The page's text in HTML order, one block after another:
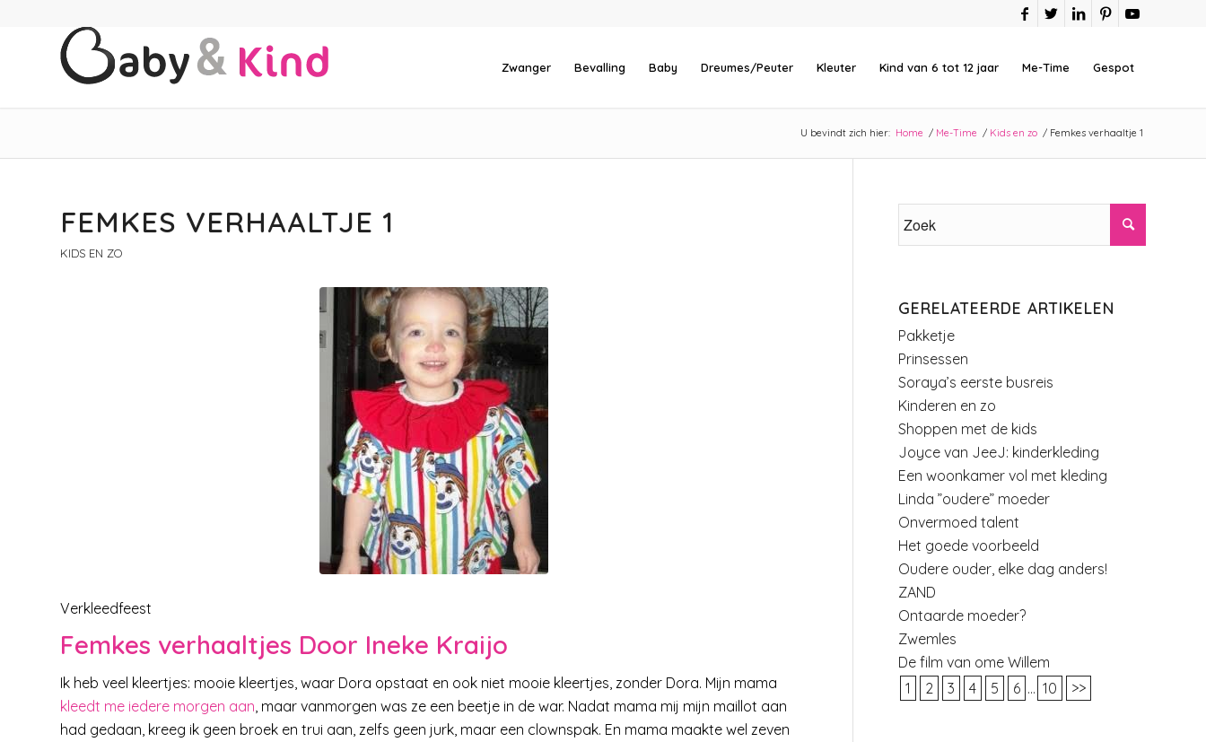
Zwanger Bevalling Baby Dreumes/Peuter Kleuter Kind van 6 tot 12 jaar Me-Time Gespot
U bevindt zich hier: Home / Me-Time / Kids en zo / Femkes verhaaltje 1
FEMKES VERHAALTJE 1
KIDS EN ZO
Verkleedfeest
Femkes verhaaltjes Door Ineke Kraijo
Ik heb veel kleertjes: mooie kleertjes, waar Dora opstaat en ook niet mooie kleertjes, zonder Dora. Mijn mama
kleedt me iedere morgen aan , maar vanmorgen was ze een beetje in de war. Nadat mama mij mijn maillot aan
had gedaan, kreeg ik geen broek en trui aan, zelfs geen jurk, maar een clownspak. En mama maakte wel zeven
GERELATEERDE ARTIKELEN
Pakketje
Prinsessen
Soraya’s eerste busreis
Kinderen en zo
Shoppen met de kids
Joyce van JeeJ: kinderkleding
Een woonkamer vol met kleding
Linda ”oudere” moeder
Onvermoed talent
Het goede voorbeeld
Oudere ouder, elke dag anders!
ZAND
Ontaarde moeder?
Zwemles
De film van ome Willem
1
2 3 4 5 6 ... 10 >>